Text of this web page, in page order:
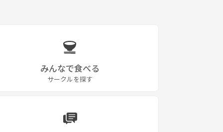
みんなで食べる
サークルを探す